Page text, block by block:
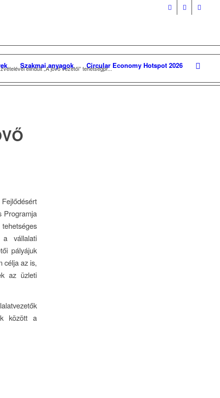
Szakmai anyagok Circular Economy Hotspot 2026
elindult „A jövő vezetői” tehetségpr...
Programja
a vállalati
pályájuk
célja az is,
az üzleti
között a